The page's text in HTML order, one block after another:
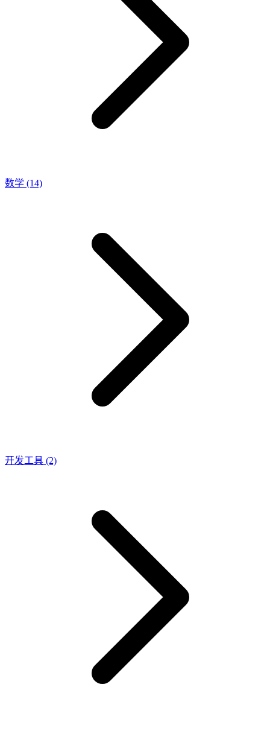
数学 (14)
开发工具 (2)